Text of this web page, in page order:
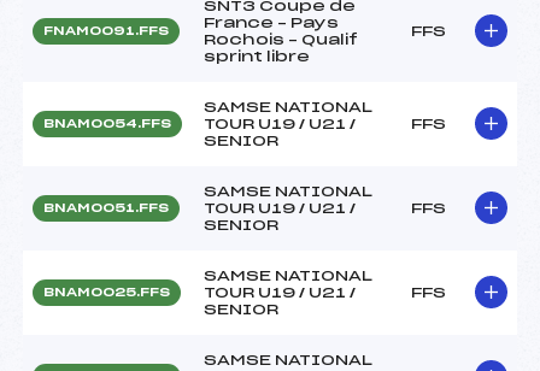
FNAM0091.FFS
SNT3 Coupe de
France – Pays
Rochois – Qualif
sprint libre
FFS
BNAM0054.FFS
SAMSE NATIONAL
TOUR U19 / U21 /
SENIOR
FFS
BNAM0051.FFS
SAMSE NATIONAL
TOUR U19 / U21 /
SENIOR
FFS
BNAM0025.FFS
SAMSE NATIONAL
TOUR U19 / U21 /
SENIOR
FFS
SAMSE NATIONAL